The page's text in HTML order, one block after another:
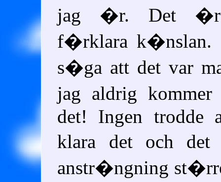
jag �r. Det
f�rklara k�nslan.
s�ga att det var
jag aldrig
det! Ingen trodde
klara det och
anstr�ngning